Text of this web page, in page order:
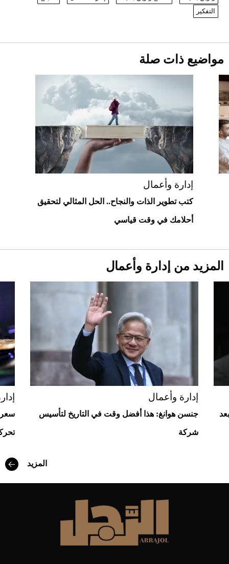
1886 مكانها في عالم الأزياء؟
أغلى 10 عطور في العالم للرجال تمنحك فخامة
استثنائية
2026-07-25
"بوجاتي ميسترال" الاستثنائية للبيع في
مزاد مونتيري
2026-07-23
التفكير
مواضيع ذات صلة
إدارة وأعمال
كتب تطوير الذات والنجاح.. الحل المثالي لتحقيق
أحلامك في وقت قياسي
المزيد من إدارة وأعمال
إدارة وأعمال
جنسن هوانغ: هذا أفضل وقت في التاريخ لتأسيس
شركة
المزيد